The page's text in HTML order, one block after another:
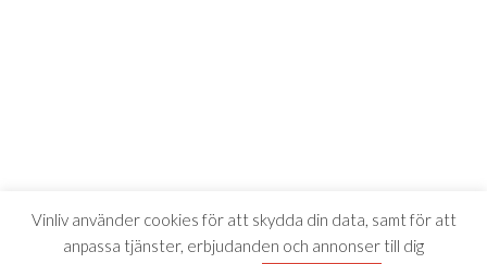
Vinliv använder cookies för att skydda din data, samt för att
anpassa tjänster, erbjudanden och annonser till dig